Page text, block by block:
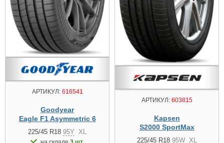
АРТИКУЛ:616541
Goodyear
Eagle F1 Asymmetric 6
225/45 R18 95Y XL
АРТИКУЛ:603815
Kapsen
S2000 SportMax
225/45 R18 95W XL